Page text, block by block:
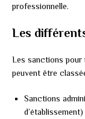
professionnelle.
Les
Les sanctions pour
peuvent être
Sanctions
d’établissement)